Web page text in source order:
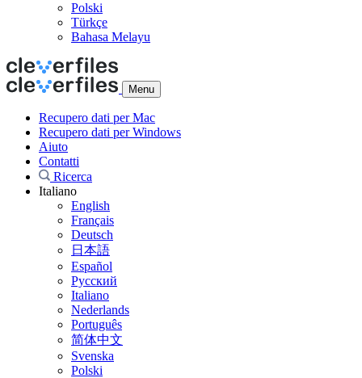
Polski
Türkçe
Bahasa Melayu
Menu
Recupero dati per Mac
Recupero dati per Windows
Aiuto
Contatti
Ricerca
Italiano
English
Français
Deutsch
日本語
Español
Русский
Italiano
Nederlands
Português
简体中文
Svenska
Polski